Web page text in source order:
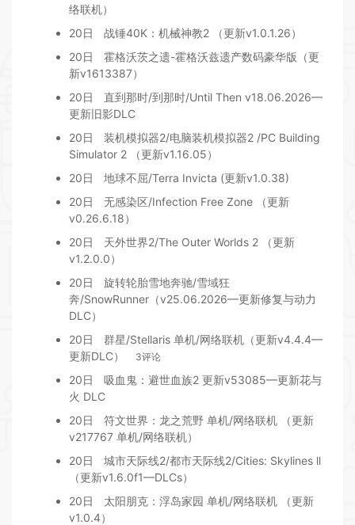
络联机）
20日
战锤40K：机械神教2 （更新v1.0.1.26）
20日
霍格沃茨之遗-霍格沃兹遗产数码豪华版（更
新v1613387）
20日
直到那时/到那时/Until Then v18.06.2026—
更新旧影DLC
20日
装机模拟器2/电脑装机模拟器2 /PC Building
Simulator 2 （更新v1.16.05）
20日
地球不屈/Terra Invicta (更新v1.0.38)
20日
无感染区/Infection Free Zone （更新
v0.26.6.18）
20日
天外世界2/The Outer Worlds 2 （更新
v1.2.0.0）
20日
旋转轮胎雪地奔驰/雪域狂
奔/SnowRunner（v25.06.2026—更新修复与动力
DLC）
20日
群星/Stellaris 单机/网络联机（更新v4.4.4—
更新DLC）
3评论
20日
吸血鬼：避世血族2 更新v53085—更新花与
火 DLC
20日
符文世界：龙之荒野 单机/网络联机 （更新
v217767 单机/网络联机）
20日
城市天际线2/都市天际线2/Cities: Skylines ll
（更新v1.6.0f1—DLCs）
20日
太阳朋克：浮岛家园 单机/网络联机 （更新
v1.0.4）